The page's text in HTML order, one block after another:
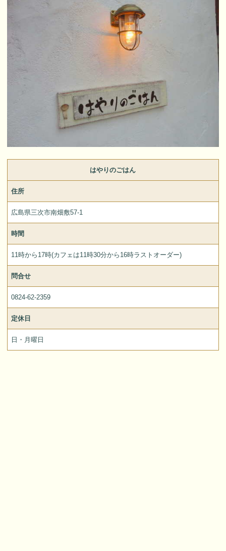
はやりのごはん
住所
広島県三次市南畑敷57-1
時間
11時から17時(カフェは11時30分から16時ラストオーダー)
問合せ
0824-62-2359
定休日
日・月曜日